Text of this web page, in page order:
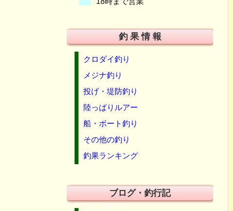
釣 果 情 報
クロダイ釣り
メジナ釣り
投げ・堤防釣り
陸っぱりルアー
船・ボート釣り
その他の釣り
釣果ランキング
ブログ・釣行記